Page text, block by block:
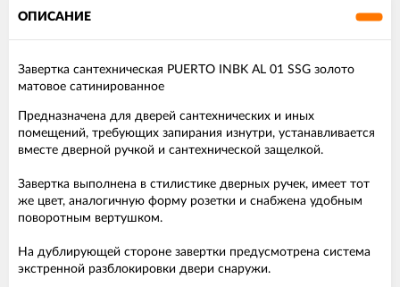
ОПИСАНИЕ
Завертка сантехническая PUERTO INBK AL 01 SSG золото
матовое сатинированное
Предназначена для дверей сантехнических и иных
помещений, требующих запирания изнутри, устанавливается
вместе дверной ручкой и сантехнической защелкой.
Завертка выполнена в стилистике дверных ручек, имеет тот
же цвет, аналогичную форму розетки и снабжена удобным
поворотным вертушком.
На дублирующей стороне завертки предусмотрена система
экстренной разблокировки двери снаружи.